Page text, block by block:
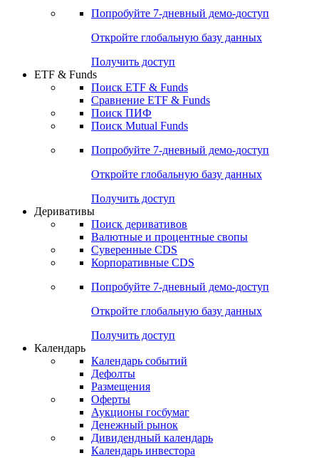
Попробуйте 7-дневный демо-доступ
Откройте глобальную базу данных
Получить доступ
ETF & Funds
Поиск ETF & Funds
Сравнение ETF & Funds
Поиск ПИФ
Поиск Mutual Funds
Попробуйте 7-дневный демо-доступ
Откройте глобальную базу данных
Получить доступ
Деривативы
Поиск деривативов
Валютные и процентные свопы
Суверенные CDS
Корпоративные CDS
Попробуйте 7-дневный демо-доступ
Откройте глобальную базу данных
Получить доступ
Календарь
Календарь событий
Дефолты
Размещения
Оферты
Аукционы госбумаг
Денежный рынок
Дивидендный календарь
Календарь инвестора